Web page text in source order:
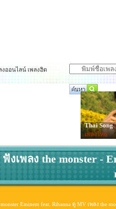
งออนไลน์ เพลงฮิต
Thai Song
เพลงไทย
ฟังเพลง the monster -
Eminem feat. Rihanna ดู MV เพลง the